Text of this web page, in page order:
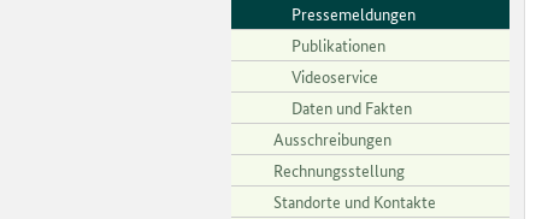
Pressemeldungen
Publikationen
Videoservice
Daten und Fakten
Ausschreibungen
Rechnungsstellung
Standorte und Kontakte